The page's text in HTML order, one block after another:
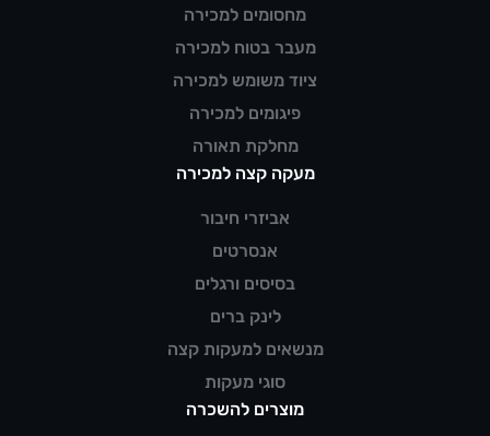
מחסומים למכירה
מעבר בטוח למכירה
ציוד משומש למכירה
פיגומים למכירה
מחלקת תאורה
מעקה קצה למכירה
אביזרי חיבור
אנסרטים
בסיסים ורגלים
לינק ברים
מנשאים למעקות קצה
סוגי מעקות
מוצרים להשכרה